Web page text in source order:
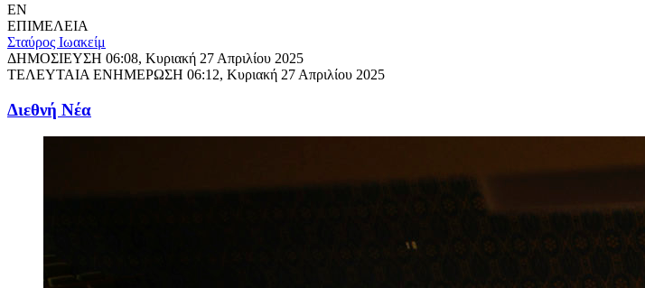
EN
ΕΠΙΜΕΛΕΙΑ
Σταύρος Ιωακείμ
ΔΗΜΟΣΙΕΥΣΗ 06:08, Κυριακή 27 Απριλίου 2025
ΤΕΛΕΥΤΑΙΑ ΕΝΗΜΕΡΩΣΗ 06:12, Κυριακή 27 Απριλίου 2025
Διεθνή Νέα